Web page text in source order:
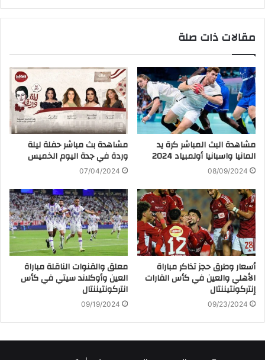
مقالات ذات صلة
مشاهدة البث المباشر كرة يد
المانيا واسبانيا أولمبياد 2024
08/09/2024
مشاهدة بث مباشر حفلة ليلة
وردة في جدة اليوم الخميس
07/04/2024
أسعار وطرق حجز تذاكر مباراة
الأهلي والعين في كأس القارات
إنتركونتيننتال
09/23/2024
معلق والقنوات الناقلة مباراة
العين وأوكلاند سيتي في كأس
انتركونتيننتال
09/19/2024